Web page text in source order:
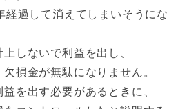
経過して消えてしまいそうにな
しないで利益を出し、
損金が無駄になりません。
を出す必要があるときに、